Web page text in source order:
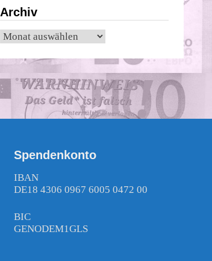
Archiv
Archiv
Spendenkonto
IBAN
DE18 4306 0967 6005 0472 00
BIC
GENODEM1GLS